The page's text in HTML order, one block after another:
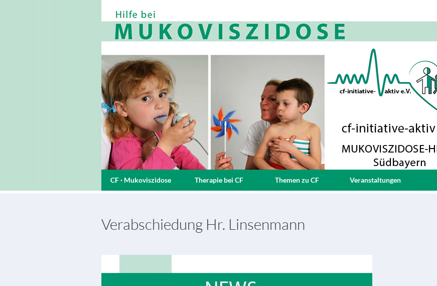
CF · Mukoviszidose Therapie bei CF Themen zu CF Veranstaltungen
Verabschiedung Hr. Linsenmann